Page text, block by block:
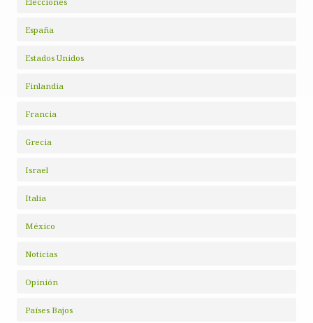
España
Estados Unidos
Finlandia
Francia
Grecia
Israel
Italia
México
Noticias
Opinión
Países Bajos